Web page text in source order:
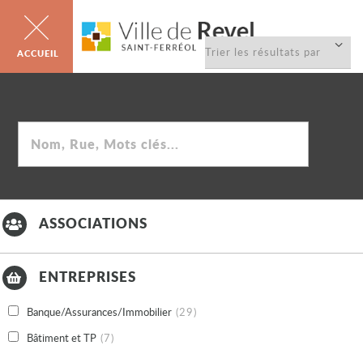
la
liste
ASSOCIATIONS
ENTREPRISES
Banque/Assurances/Immobilier (29)
Bâtiment et TP (7)